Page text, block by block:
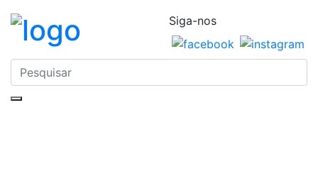
Siga-nos